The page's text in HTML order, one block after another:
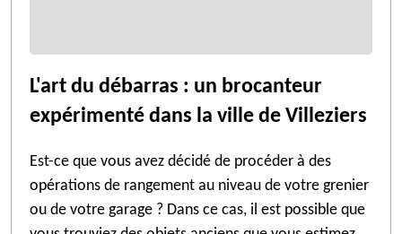
L'art du débarras : un brocanteur
expérimenté dans la ville de Villeziers
Est-ce que vous avez décidé de procéder à des
opérations de rangement au niveau de votre grenier
ou de votre garage ? Dans ce cas, il est possible que